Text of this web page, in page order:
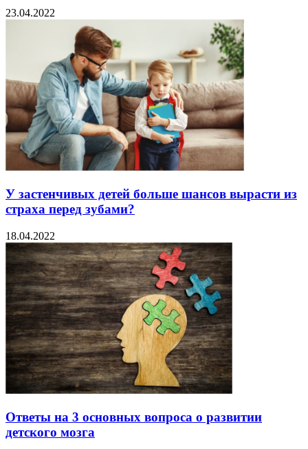
23.04.2022
У застенчивых детей больше шансов вырасти из
страха перед зубами?
18.04.2022
Ответы на 3 основных вопроса о развитии
детского мозга